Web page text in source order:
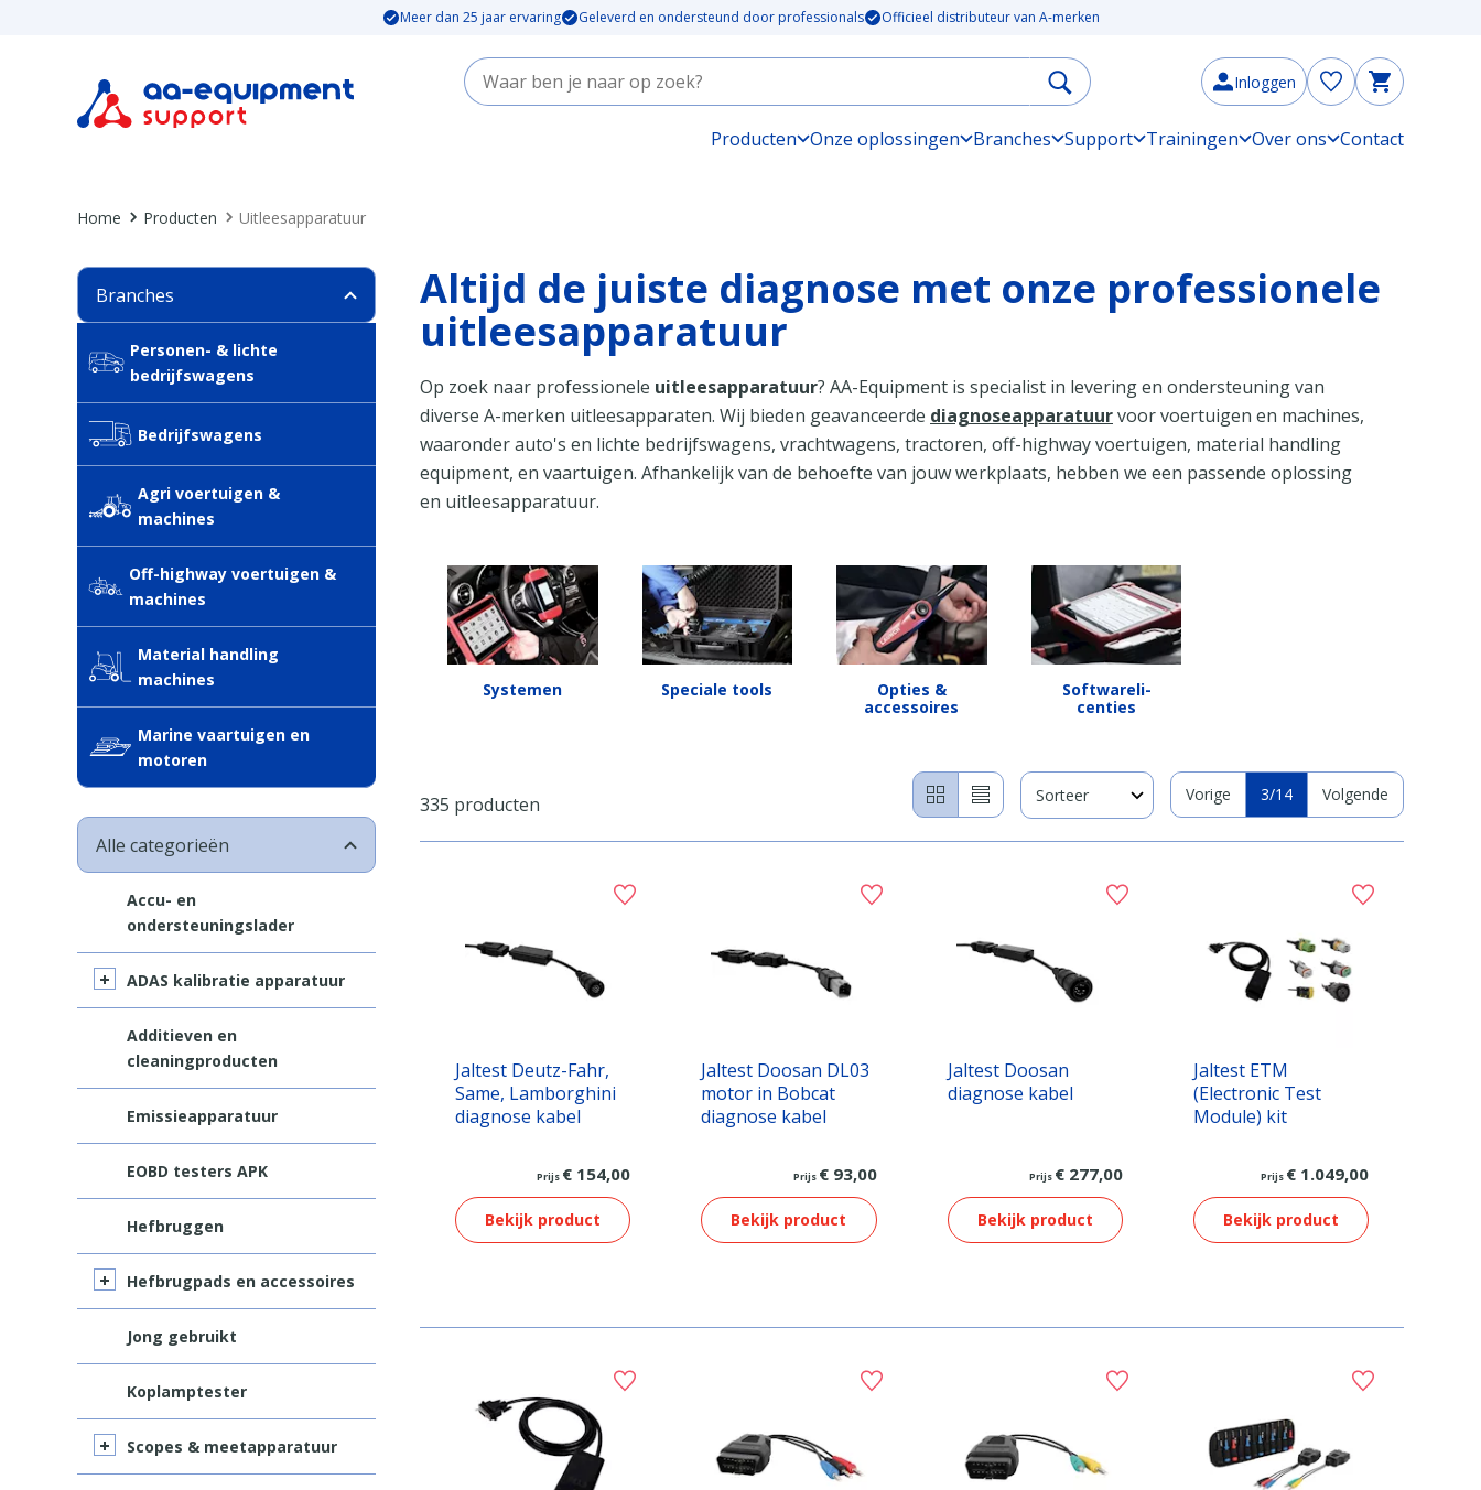
Meer dan 25 jaar ervaring Geleverd en ondersteund door professionals Officieel distributeur van A-merken
Inloggen
Producten Onze oplossingen Branches Support Trainingen Over ons Contact
Home Producten Uitleesapparatuur
Branches
Personen- & lichte
bedrijfswagens
Bedrijfswagens
Agri voertuigen &
machines
Off-highway voertuigen &
machines
Material handling
machines
Marine vaartuigen en
motoren
Alle categorieën
Accu- en
ondersteuningslader
ADAS kalibratie apparatuur
Additieven en
cleaningproducten
Emissieapparatuur
EOBD testers APK
Hefbruggen
Hefbrugpads en accessoires
Jong gebruikt
Koplamptester
Scopes & meetapparatuur
Altijd de juiste diagnose met onze professionele
uitlees­ap­pa­ratuur
Op zoek naar professionele uitleesapparatuur? AA-Equipment is specialist in levering en ondersteuning van
diverse A-merken uitleesapparaten. Wij bieden geavanceerde diagnoseapparatuurvoor voertuigen en machines,
waaronder auto's en lichte bedrijfswagens, vrachtwagens, tractoren, off-highway voertuigen, material handling
equipment, en vaartuigen. Afhankelijk van de behoefte van jouw werkplaats, hebben we een passende oplossing
en uitleesapparatuur.
Systemen Speciale tools
Opties &
accessoires
Softwa­re­li­
centies
335 producten Vorige 3/14 Volgende
Jaltest Deutz-Fahr,
Same, Lamborghini
diagnose kabel
Prijs € 154,00
Bekijk product
Jaltest Doosan DL03
motor in Bobcat
diagnose kabel
Prijs € 93,00
Bekijk product
Jaltest Doosan
diagnose kabel
Prijs € 277,00
Bekijk product
Jaltest ETM
(Electronic Test
Module) kit
Prijs € 1.049,00
Bekijk product